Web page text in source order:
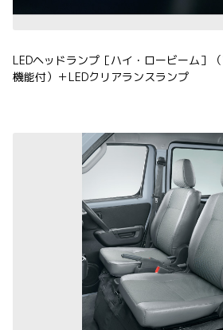
LEDヘッドランプ［ハイ・ロービーム］
機能付）＋LEDクリアランスランプ